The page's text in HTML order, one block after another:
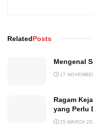
RelatedPosts
Mengenal
17
Ragam
yang Perlu
25 MARCH